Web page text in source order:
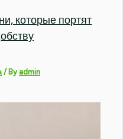
которые портят
/ Byadmin